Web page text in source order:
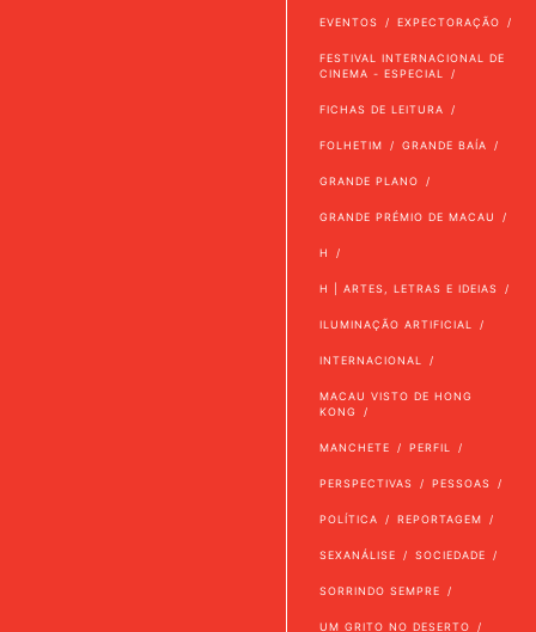
EVENTOS EXPECTORAÇÃO
FESTIVAL INTERNACIONAL DE
CINEMA - ESPECIAL
FICHAS DE LEITURA
FOLHETIM GRANDE BAÍA
GRANDE PLANO
GRANDE PRÉMIO DE MACAU
H
H | ARTES, LETRAS E IDEIAS
ILUMINAÇÃO ARTIFICIAL
INTERNACIONAL
MACAU VISTO DE HONG
KONG
MANCHETE PERFIL
PERSPECTIVAS PESSOAS
POLÍTICA REPORTAGEM
SEXANÁLISE SOCIEDADE
SORRINDO SEMPRE
UM GRITO NO DESERTO